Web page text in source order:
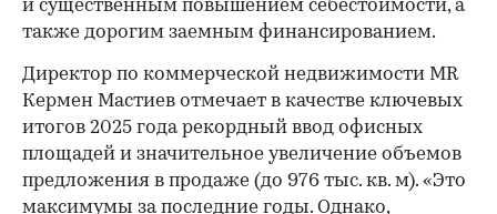
и существенным повышением себестоимости, а
также дорогим заемным финансированием.
Директор по коммерческой недвижимости MR
Кермен Мастиев отмечает в качестве ключевых
итогов 2025 года рекордный ввод офисных
площадей и значительное увеличение объемов
предложения в продаже (до 976 тыс. кв. м). «Это
максимумы за последние годы. Однако,